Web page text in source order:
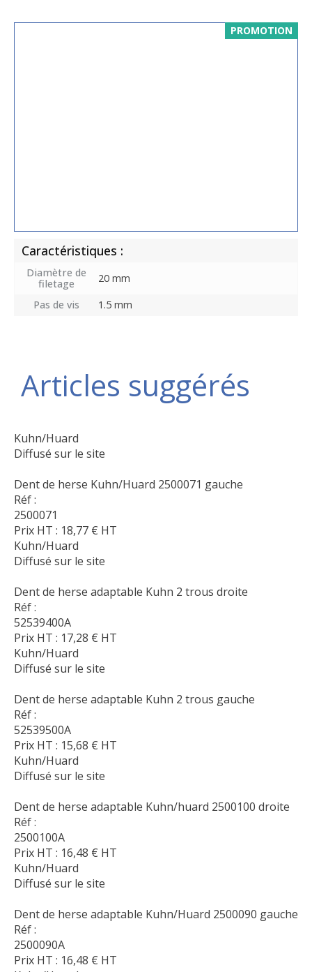
PROMOTION
Caractéristiques :
Diamètre de
filetage
20 mm
Pas de vis
1.5 mm
Articles suggérés
Kuhn/Huard
Diffusé sur le site
Dent de herse Kuhn/Huard 2500071 gauche
Réf :
2500071
Prix HT : 18,77 € HT
Kuhn/Huard
Diffusé sur le site
Dent de herse adaptable Kuhn 2 trous droite
Réf :
52539400A
Prix HT : 17,28 € HT
Kuhn/Huard
Diffusé sur le site
Dent de herse adaptable Kuhn 2 trous gauche
Réf :
52539500A
Prix HT : 15,68 € HT
Kuhn/Huard
Diffusé sur le site
Dent de herse adaptable Kuhn/huard 2500100 droite
Réf :
2500100A
Prix HT : 16,48 € HT
Kuhn/Huard
Diffusé sur le site
Dent de herse adaptable Kuhn/Huard 2500090 gauche
Réf :
2500090A
Prix HT : 16,48 € HT